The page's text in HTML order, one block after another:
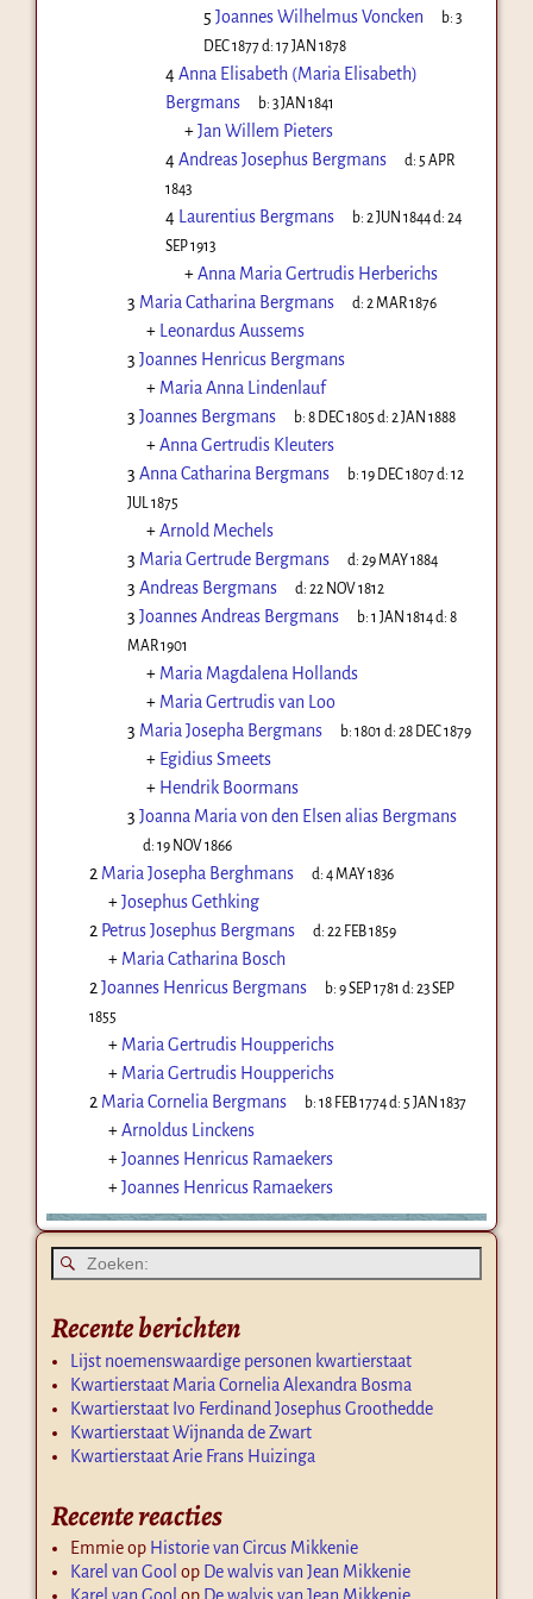
5 Joannes Wilhelmus Voncken b:3
DEC 1877d: 17 JAN 1878
4Anna Elisabeth (Maria Elisabeth)
Bergmans
b:3 JAN 1841
+Jan Willem Pieters
4Andreas Josephus Bergmans d: 5 APR
1843
4 Laurentius Bergmans b:2 JUN 1844d:24
SEP 1913
+Anna Maria Gertrudis Herberichs
3 Maria Catharina Bergmans d:2 MAR 1876
+ Leonardus Aussems
3 Joannes Henricus Bergmans
+ Maria Anna Lindenlauf
3 Joannes Bergmans b:8 DEC 1805 d:2 JAN 1888
+Anna Gertrudis Kleuters
3 Anna Catharina Bergmans b:19 DEC 1807d:12
JUL 1875
+Arnold Mechels
3 Maria Gertrude Bergmans d:29 MAY 1884
3 Andreas Bergmans d:22 NOV 1812
3 Joannes Andreas Bergmans b:1 JAN 1814d:8
MAR 1901
+ Maria Magdalena Hollands
+ Maria Gertrudis van Loo
3 Maria Josepha Bergmans b:1801 d:28 DEC 1879
+ Egidius Smeets
+ Hendrik Boormans
3 Joanna Maria von den Elsen alias Bergmans
d:19 NOV 1866
2 Maria Josepha Berghmans d:4 MAY 1836
+Josephus Gethking
2 Petrus Josephus Bergmans d:22 FEB 1859
+ Maria Catharina Bosch
2 Joannes Henricus Bergmans b:9 SEP 1781 d:23 SEP
1855
+ Maria Gertrudis Houpperichs
+ Maria Gertrudis Houpperichs
2 Maria Cornelia Bergmans b:18 FEB 1774d: 5 JAN 1837
+Arnoldus Linckens
+Joannes Henricus Ramaekers
+Joannes Henricus Ramaekers
Recente berichten
Lijst noemenswaardige personen kwartierstaat
Kwartierstaat Maria Cornelia Alexandra Bosma
Kwartierstaat Ivo Ferdinand Josephus Groothedde
Kwartierstaat Wijnanda de Zwart
Kwartierstaat Arie Frans Huizinga
Recente reacties
Emmieop Historie van Circus Mikkenie
Karel van Gool op De walvis van Jean Mikkenie